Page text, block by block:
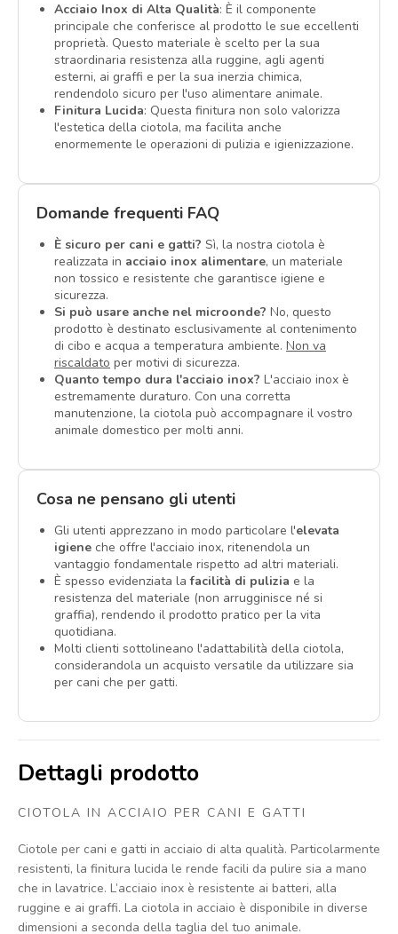
Acciaio Inox di Alta Qualità: È il componente
principale che conferisce al prodotto le sue eccellenti
proprietà. Questo materiale è scelto per la sua
straordinaria resistenza alla ruggine, agli agenti
esterni, ai graffi e per la sua inerzia chimica,
rendendolo sicuro per l'uso alimentare animale.
Finitura Lucida: Questa finitura non solo valorizza
l'estetica della ciotola, ma facilita anche
enormemente le operazioni di pulizia e igienizzazione.
Domande frequenti FAQ
È sicuro per cani e gatti? Sì, la nostra ciotola è
realizzata in acciaio inox alimentare, un materiale
non tossico e resistente che garantisce igiene e
sicurezza.
Si può usare anche nel microonde? No, questo
prodotto è destinato esclusivamente al contenimento
di cibo e acqua a temperatura ambiente. Non va
riscaldato per motivi di sicurezza.
Quanto tempo dura l'acciaio inox? L'acciaio inox è
estremamente duraturo. Con una corretta
manutenzione, la ciotola può accompagnare il vostro
animale domestico per molti anni.
Cosa ne pensano gli utenti
Gli utenti apprezzano in modo particolare l'elevata
igiene che offre l'acciaio inox, ritenendola un
vantaggio fondamentale rispetto ad altri materiali.
È spesso evidenziata lafacilità di pulizia e la
resistenza del materiale (non arrugginisce né si
graffia), rendendo il prodotto pratico per la vita
quotidiana.
Molti clienti sottolineano l'adattabilità della ciotola,
considerandola un acquisto versatile da utilizzare sia
per cani che per gatti.
Dettagli prodotto
CIOTOLA IN ACCIAIO PER CANI E GATTI
Ciotole per cani e gatti in acciaio di alta qualità. Particolarmente
resistenti, la finitura lucida le rende facili da pulire sia a mano
che in lavatrice. L’acciaio inox è resistente ai batteri, alla
ruggine e ai graffi. La ciotola in acciaio è disponibile in diverse
dimensioni a seconda della taglia del tuo animale.